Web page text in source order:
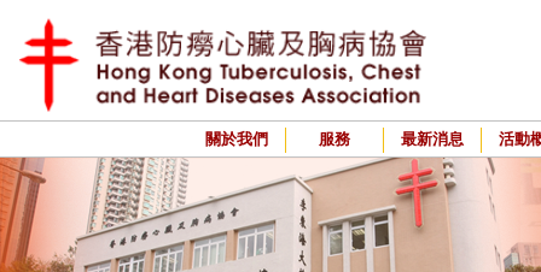
關於我們 服務 最新消息 活動